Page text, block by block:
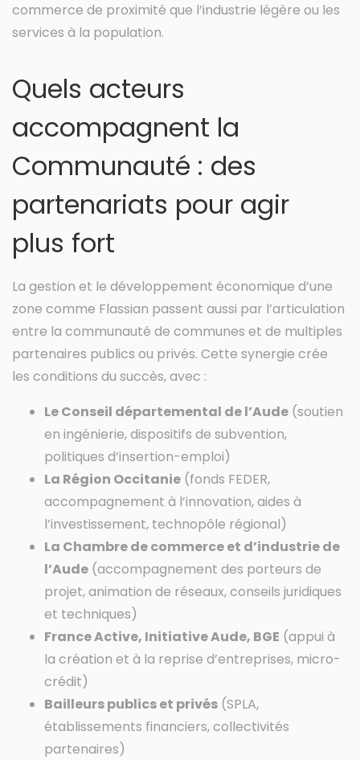
commerce de proximité que l’industrie légère ou les
services à la population.
Quels acteurs
accompagnent la
Communauté : des
partenariats pour agir
plus fort
La gestion et le développement économique d’une
zone comme Flassian passent aussi par l’articulation
entre la communauté de communes et de multiples
partenaires publics ou privés. Cette synergie crée
les conditions du succès, avec :
Le Conseil départemental de l’Aude (soutien
en ingénierie, dispositifs de subvention,
politiques d’insertion-emploi)
La Région Occitanie (fonds FEDER,
accompagnement à l’innovation, aides à
l’investissement, technopôle régional)
La Chambre de commerce et d’industrie de
l’Aude (accompagnement des porteurs de
projet, animation de réseaux, conseils juridiques
et techniques)
France Active, Initiative Aude, BGE (appui à
la création et à la reprise d’entreprises, micro-
crédit)
Bailleurs publics et privés (SPLA,
établissements financiers, collectivités
partenaires)